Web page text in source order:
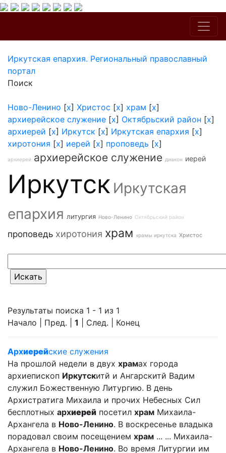
Иркутская епархия. Региональный православный
портал
Поиск
Ново-Ленино [x] Христос [x] храм [x]
архиерейское служение [x] Октябрьский район [x]
архиерей [x] Иркутск [x] Иркутская епархия [x]
хиротония [x] иерей [x] проповедь [x]
архиерей архиерейское служение диакон иерей
Иркутск Иркутская
епархия литургия Ново-Ленино Октябрьский район
проповедь хиротония храм храмы иркутска Христос
Результаты поиска 1 - 1 из 1
Начало | Пред. | 1 | След. | Конец
Архиерейские служения
На прошлой недели в двух храмах города
архиепископ Иркутскитй и Ангарскитй Вадим
служил Божественную Литургию. В день
Архистратига Михаила и прочих Небесных Сил
бесплотных архиерей посетил храм Михаила-
Архангела в Ново-Ленино. В воскресенье владыка
порадовал своим посещением храм ... ... Михаила-
Архангела в Ново-Ленино. Во время Литургии им